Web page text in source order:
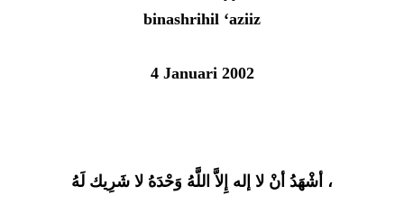
binashrihil ‘aziiz
4 Januari 2002
أشْهَدُ أنْ لا إله إِلاَّ اللَّهُ وَحْدَهُ لا شَرِيك لَهُ ،